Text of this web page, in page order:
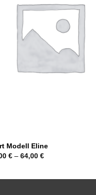
Modell Eline
€ –64,00€